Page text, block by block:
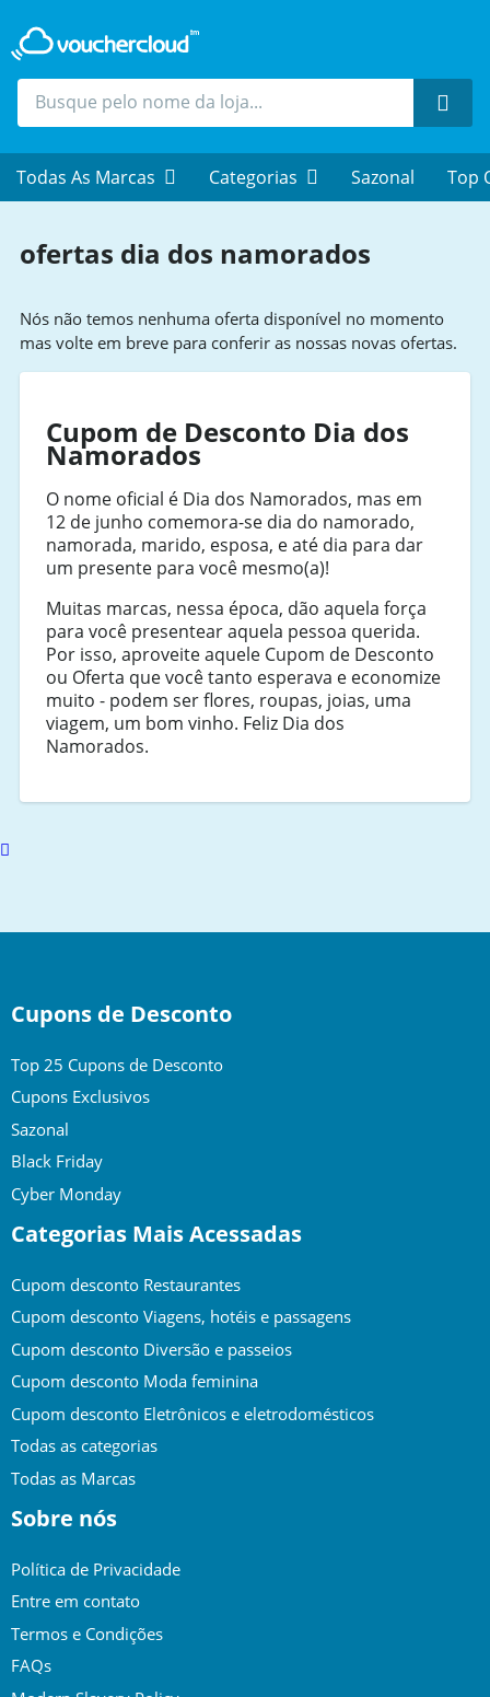
Todas As Marcas Categorias Sazonal Top
ofertas dia dos namorados
Nós não temos nenhuma oferta disponível no momento
mas volte em breve para conferir as nossas novas ofertas.
Cupom de Desconto Dia dos
Namorados
O nome oficial é Dia dos Namorados, mas em
12 de junho comemora-se dia do namorado,
namorada, marido, esposa, e até dia para dar
um presente para você mesmo(a)!
Muitas marcas, nessa época, dão aquela força
para você presentear aquela pessoa querida.
Por isso, aproveite aquele Cupom de Desconto
ou Oferta que você tanto esperava e economize
muito - podem ser flores, roupas, joias, uma
viagem, um bom vinho. Feliz Dia dos
Namorados.
Scroll
Cupons de Desconto
Top 25 Cupons de Desconto
Cupons Exclusivos
Sazonal
Black Friday
Cyber Monday
Categorias Mais Acessadas
Cupom desconto Restaurantes
Cupom desconto Viagens, hotéis e passagens
Cupom desconto Diversão e passeios
Cupom desconto Moda feminina
Cupom desconto Eletrônicos e eletrodomésticos
Todas as categorias
Todas as Marcas
Sobre nós
Política de Privacidade
Entre em contato
Termos e Condições
FAQs